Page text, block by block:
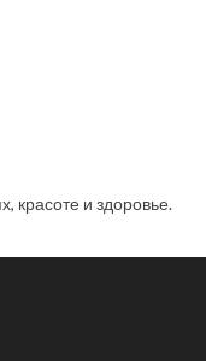
красоте и здоровье.